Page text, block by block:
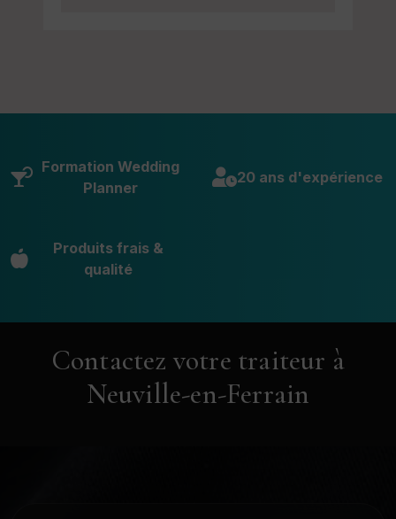
Formation Wedding
Planner
20 ans d'expérience
Produits frais &
qualité
Contactez votre traiteur à
Neuville-en-Ferrain